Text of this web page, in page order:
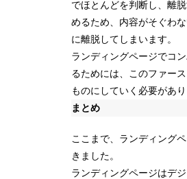
でほとんどを判断し、離
めるため、内容がそぐわ
に離脱してしまいます。
ランディングページでコ
るためには、このファー
ものにしていく必要があり
まとめ
ここまで、ランディング
きました。
ランディングページはデ